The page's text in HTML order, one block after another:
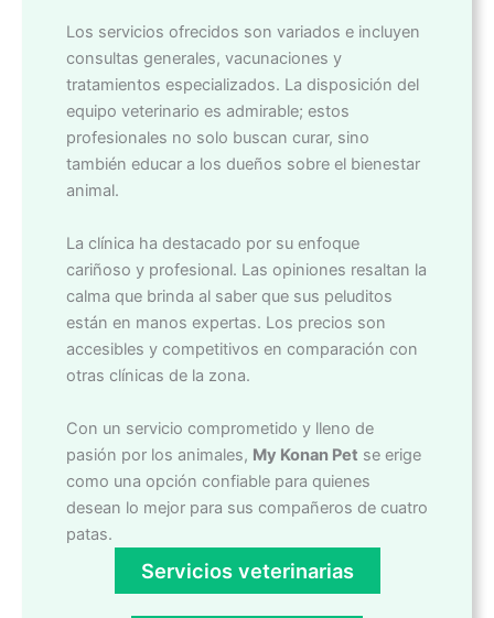
Los servicios ofrecidos son variados e incluyen
consultas generales, vacunaciones y
tratamientos especializados. La disposición del
equipo veterinario es admirable; estos
profesionales no solo buscan curar, sino
también educar a los dueños sobre el bienestar
animal.
La clínica ha destacado por su enfoque
cariñoso y profesional. Las opiniones resaltan la
calma que brinda al saber que sus peluditos
están en manos expertas. Los precios son
accesibles y competitivos en comparación con
otras clínicas de la zona.
Con un servicio comprometido y lleno de
pasión por los animales, My Konan Pet se erige
como una opción confiable para quienes
desean lo mejor para sus compañeros de cuatro
patas.
Servicios veterinarias